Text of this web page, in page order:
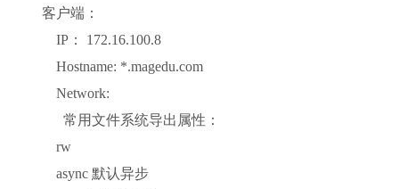
客户端：
IP： 172.16.100.8
Hostname: *.magedu.com
Network:
常用文件系统导出属性：
rw
async 默认异步